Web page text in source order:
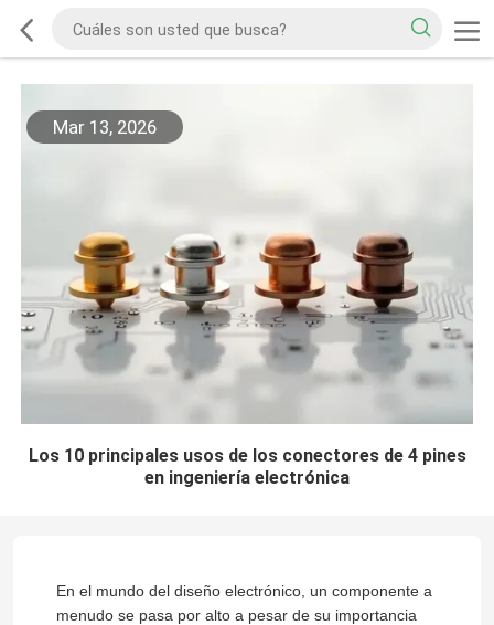
Mar 13, 2026
Los 10 principales usos de los conectores de 4 pines
en ingeniería electrónica
En el mundo del diseño electrónico, un componente a
menudo se pasa por alto a pesar de su importancia